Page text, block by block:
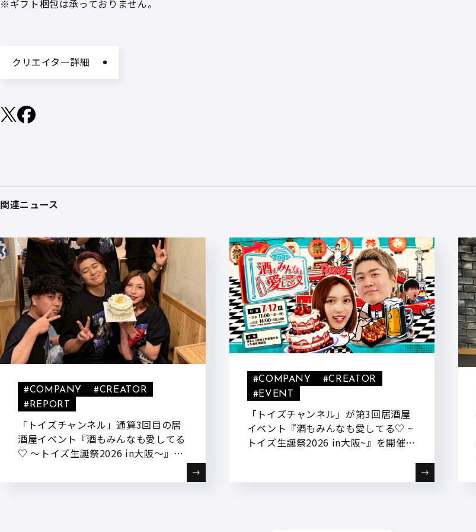
※ギフト梱包は承っておりません。
クリエイター詳細
関連ニュース
「トイズチャンネル」通算3回目の居
酒屋イベント『酒もみんなも愛してる
♡ ～トイズ生誕祭2026 in大阪～』を
#COMPANY
#CREATOR
#REPORT
「トイズチャンネル」が第3回居酒屋
イベント『酒もみんなも愛してる♡ ~
トイズ生誕祭2026 in大阪~』を開催い
#COMPANY
#CREATOR
#EVENT